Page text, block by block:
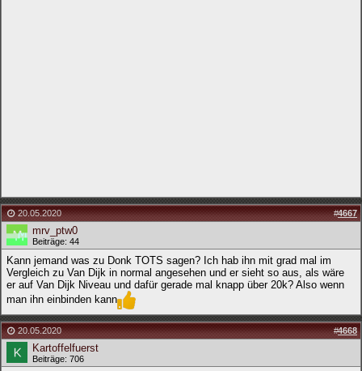
20.05.2020 #4667
mrv_ptw0
Beiträge: 44
Kann jemand was zu Donk TOTS sagen? Ich hab ihn mit grad mal im
Vergleich zu Van Dijk in normal angesehen und er sieht so aus, als wäre
er auf Van Dijk Niveau und dafür gerade mal knapp über 20k? Also wenn
man ihn einbinden kann
20.05.2020 #4668
Kartoffelfuerst
Beiträge: 706